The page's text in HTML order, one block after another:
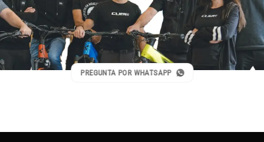
PREGUNTA POR WHATSAPP